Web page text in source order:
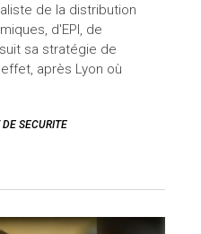
de la distribution
d'EPI, de
sa stratégie de
après Lyon où
SECURITE